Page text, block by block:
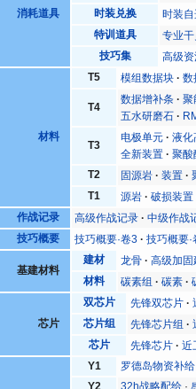
消耗道具
时装兑换
时装
特训道具
专业
技巧集
高级
材料
T5 模组数据块 数
T4
数据增补条 聚
五水研磨石
T3
电极单元 液化
全新装置
聚酸
T2
固源岩 装置
T1
源岩 破损装置
作战记录
高级作战记录 中级作战
技巧概要
技巧概要·卷3 技巧概要·
基建材料
建材 龙骨 高级加固
材料
碳素组 碳素
芯片
双芯片 先锋双芯片
芯片组
先锋芯片组
芯片
先锋芯片 近
Y1
罗德岛物资补给